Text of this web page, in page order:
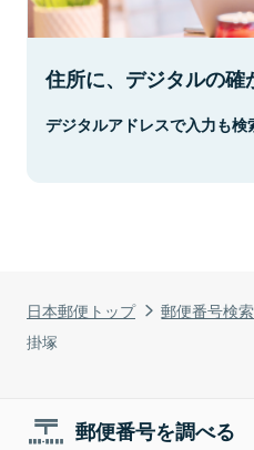
日本郵便トップ 郵便番号検索
掛塚
住所に、デジタルの確
デジタルアドレスで入力も検
郵便番号を調べる